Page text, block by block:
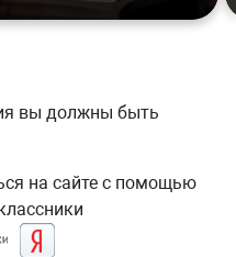
вы должны быть
на сайте с помощью